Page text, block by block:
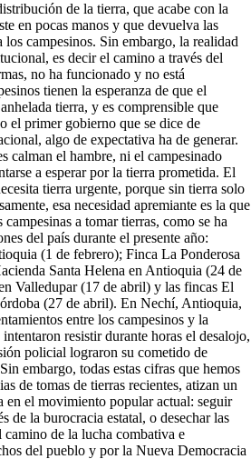
de la tierra, que acabe con la
en pocas manos y que devuelva las
los campesinos. Sin embargo, la realidad
es decir el camino a través del
no ha funcionado y no está
tienen la esperanza de que el
tierra, y es comprensible que
el primer gobierno que se dice de
algo de expectativa ha de generar.
calman el hambre, ni el campesinado
a esperar por la tierra prometida. El
tierra urgente, porque sin tierra solo
esa necesidad apremiante es la que
a tomar tierras, como se ha
del país durante el presente año:
(1 de febrero); Finca La Ponderosa
Santa Helena en Antioquia (24 de
Valledupar (17 de abril) y las fincas El
(27 de abril). En Nechí, Antioquia,
entre los campesinos y la
resistir durante horas el desalojo,
policial lograron su cometido de
embargo, todas estas cifras que hemos
de tomas de tierras recientes, atizan un
en el movimiento popular actual: seguir
de la burocracia estatal, o desechar las
de la lucha combativa e
del pueblo y por la Nueva Democracia